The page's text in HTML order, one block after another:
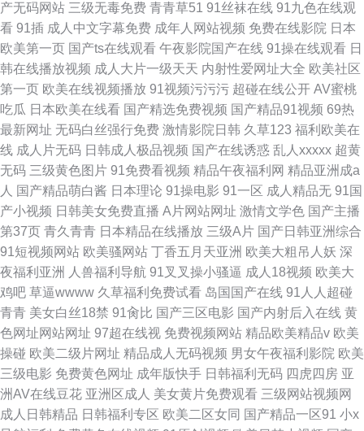
产无码网站 三级无毒免费 青青草51 91丝袜在线 91九色在线观
看 91插 成人中文字幕免费 成年人网站视频 免费在线影院 日本
欧美第一页 国产ts在线观看 午夜影院国产在线 91操在线观看 日
韩在线播放视频 成人大片一级天天 内射性爱网址大全 欧美社区
第一页 欧美在线视频播放 91视频污污污 超碰在线公开 AV蜜桃
吃瓜 日本欧美在线看 国产精选免费视频 国产精品91视频 69热
最新网址 无码白丝强行免费 激情影院日韩 久草123 福利欧美在
线 成人片无码 日韩成人极品视频 国产在线诱惑 乱人xxxxx 超黄
无码 三级黄色图片 91免费看视频 精品午夜福利网 精品亚洲成a
人 国产精品萌白酱 日本理论 91操电影 91一区 成人精品无 91国
产小视频 日韩美女免费直播 A片网站网址 激情文学色 国产主播
第37页 青久青青 日本精品在线播放 三级A片 国产日韩亚洲综合
91短视频网站 欧美骚网站 丁香五月天亚洲 欧美大粗吊人妖 深
夜福利亚洲
人兽福利导航 91叉叉操小骚逼 成人18视频 欧美大
鸡吧 草逼wwww 久草福利免费试看 岛国国产在线 91人人超碰
青青 美女白丝18禁 91肏比 国产三区电影 国产内射后入在线 黄
色网址网站网址 97超在线视 免费视频网站 精品欧美精品v 欧美
操碰 欧美二级片网址 精品成人无码视频 男女午夜福利影院 欧美
三级电影 免费黄色网址 成年版快手 日韩福利无码 四虎四房 亚
洲AV在线豆花 亚洲区成人 美女黄片免费观看 三级网站视频网
成人日韩精品 日韩福利专区 欧美二区女同 国产精品一区91 小x